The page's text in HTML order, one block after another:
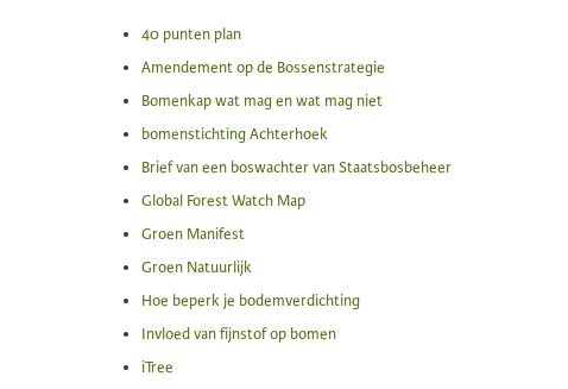
40 punten plan
Amendement op de Bossenstrategie
Bomenkap wat mag en wat mag niet
bomenstichting Achterhoek
Brief van een boswachter van Staatsbosbeheer
Global Forest Watch Map
Groen Manifest
Groen Natuurlijk
Hoe beperk je bodemverdichting
Invloed van fijnstof op bomen
iTree